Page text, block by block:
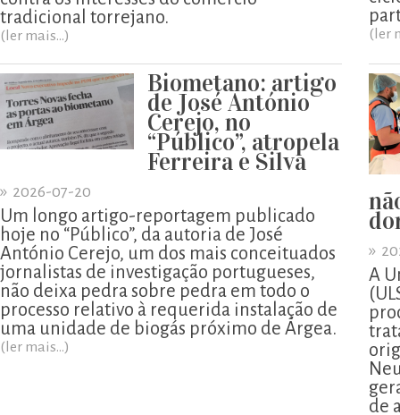
tradicional torrejano.
(ler mais...) (ler
Biometano: artigo
de José António
Cerejo, no
“Público”, atropela
Ferreira e Silva
» 2026-07-20
Um longo artigo-reportagem publicado
hoje no “Público”, da autoria de José
António Cerejo, um dos mais conceituados
jornalistas de investigação portugueses,
não deixa pedra sobre pedra em todo o
processo relativo à requerida instalação de
uma unidade de biogás próximo de Árgea.
(ler mais...)
»
A
de